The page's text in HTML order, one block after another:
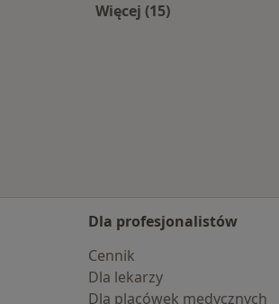
Więcej (15)
Dla profesjonalistów
Cennik
Dla lekarzy
Dla placówek medycznych